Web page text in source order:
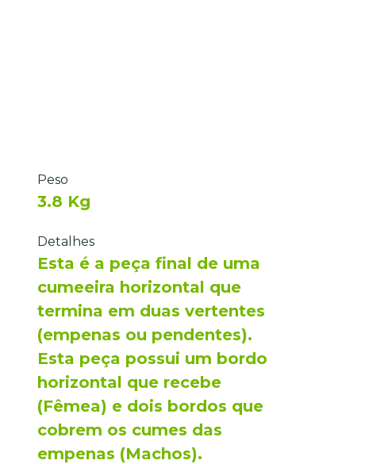
Peso
3.8 Kg
Detalhes
Esta é a peça final de uma
cumeeira horizontal que
termina em duas vertentes
(empenas ou pendentes).
Esta peça possui um bordo
horizontal que recebe
(Fêmea) e dois bordos que
cobrem os cumes das
empenas (Machos).